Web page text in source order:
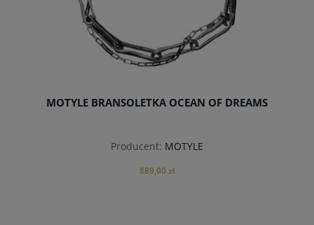
MOTYLE BRANSOLETKA OCEAN OF DREAMS
Producent: MOTYLE
889,00 zł